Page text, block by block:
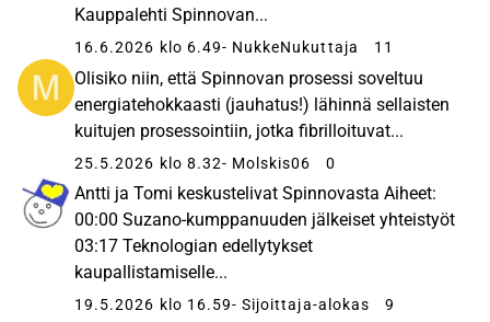
Kauppalehti Spinnovan...
16.6.2026 klo 6.49- NukkeNukuttaja 11
Olisiko niin, että Spinnovan prosessi soveltuu
energiatehokkaasti (jauhatus!) lähinnä sellaisten
kuitujen prosessointiin, jotka fibrilloituvat...
25.5.2026 klo 8.32- Molskis06 0
Antti ja Tomi keskustelivat Spinnovasta Aiheet:
00:00 Suzano-kumppanuuden jälkeiset yhteistyöt
03:17 Teknologian edellytykset
kaupallistamiselle...
19.5.2026 klo 16.59- Sijoittaja-alokas 9